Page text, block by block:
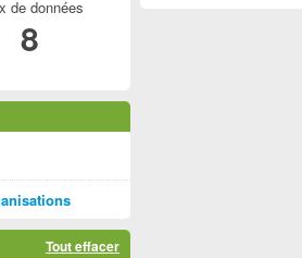
de données
8
Tout effacer